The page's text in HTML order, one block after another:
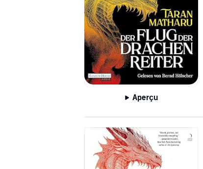
Aperçu